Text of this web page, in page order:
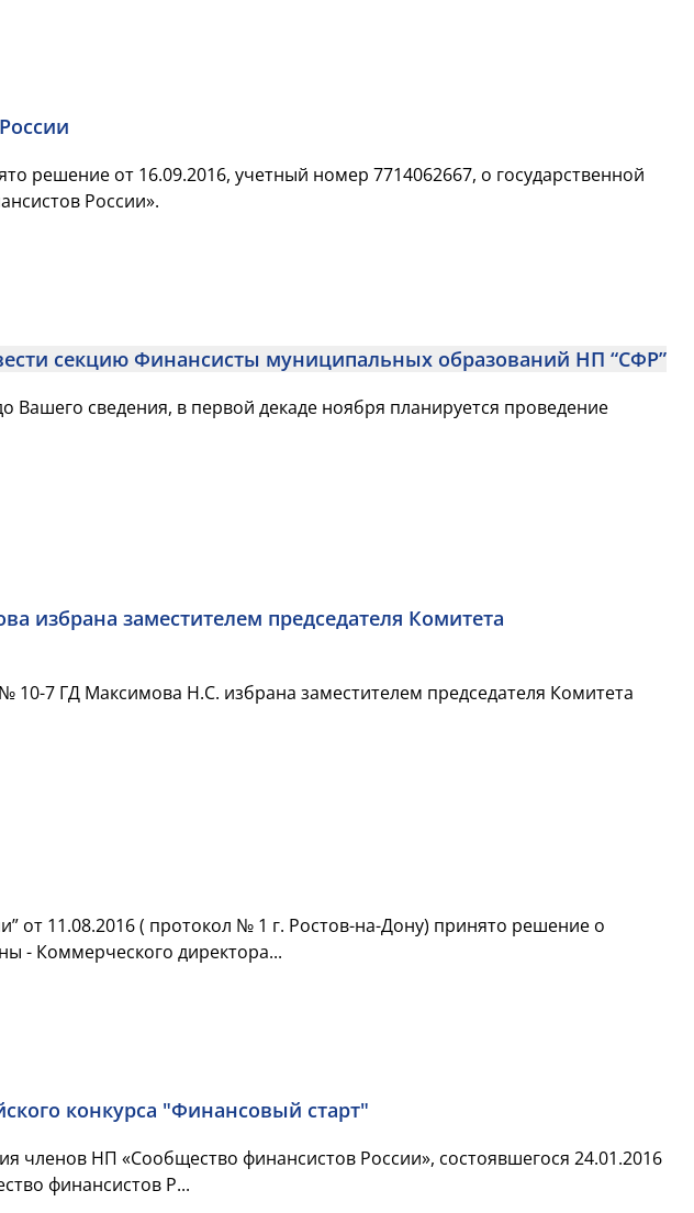
решение от 16.09.2016, учетный номер 7714062667, о государственной
России».
11 ноября 2016 г. в Москве предполагается провести секцию Финансисты муниципальных образований НП “СФР”
сведения, в первой декаде ноября планируется проведение
избрана заместителем председателя Комитета
10-7 ГД Максимова Н.С. избрана заместителем председателя Комитета
от 11.08.2016 ( протокол № 1 г. Ростов-на-Дону) принято решение о
- Коммерческого директора...
конкурса "Финансовый старт"
членов НП «Сообщество финансистов России», состоявшегося 24.01.2016
финансистов Р...